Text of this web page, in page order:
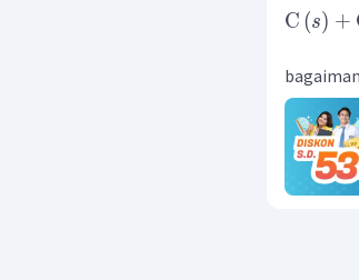
C (s) +